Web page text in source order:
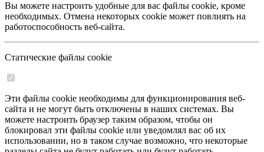
Вы можете настроить удобные для вас файлы cookie, кроме
необходимых. Отмена некоторых cookie может повлиять на
работоспособность веб-сайта.
Статические файлы cookie
Эти файлы cookie необходимы для функционирования веб-
сайта и не могут быть отключены в наших системах. Вы
можете настроить браузер таким образом, чтобы он
блокировал эти файлы cookie или уведомлял вас об их
использовании, но в таком случае возможно, что некоторые